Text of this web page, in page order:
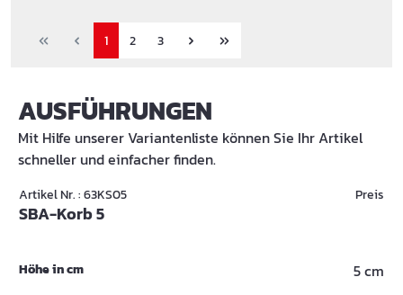
1 2 3
AUSFÜHRUNGEN
Mit Hilfe unserer Variantenliste können Sie Ihr Artikel
schneller und einfacher finden.
Artikel Nr. : 63KS05
SBA-Korb 5
Preis
Höhe in cm 5 cm